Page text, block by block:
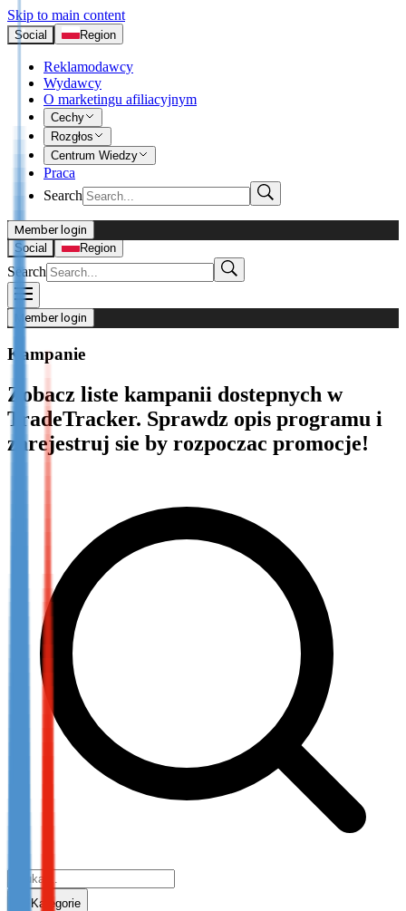
Skip to main content
Social Region
Reklamodawcy
Wydawcy
O marketingu afiliacyjnym
Cechy
Rozgłos
Centrum Wiedzy
Praca
Search
I’m Advertiser
Login
Not already our Advertiser?
I’m Publisher
Login
Not already our Publisher?
Sign up here
Member login
Social
Region
Search
Member login
Kampanie
Zobacz liste kampanii dostepnych w
TradeTracker. Sprawdz opis programu i
zarejestruj sie by rozpoczac promocje!
Kategorie